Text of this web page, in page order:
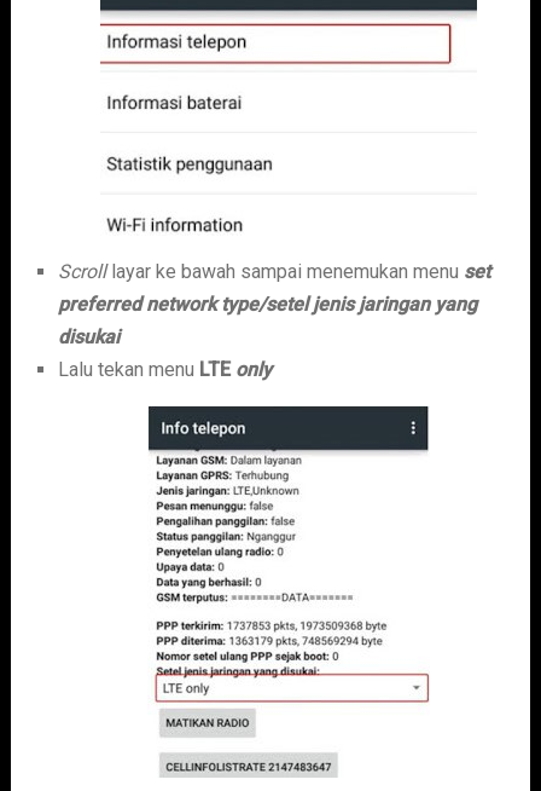
Scrolllayar ke bawah sampai menemukan menu set
preferred network type/setel jenis jaringan yang
disukai
Lalu tekan menu LTE only